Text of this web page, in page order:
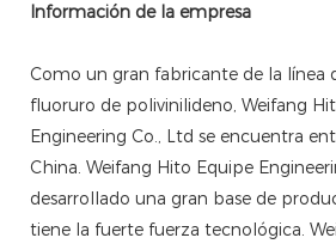
Información de la empresa
Como un gran fabricante de la línea
fluoruro de polivinilideno, Weifang
Engineering Co., Ltd se encuentra
China. Weifang Hito Equipe
desarrollado una gran base de
tiene la fuerte fuerza tecnológica.